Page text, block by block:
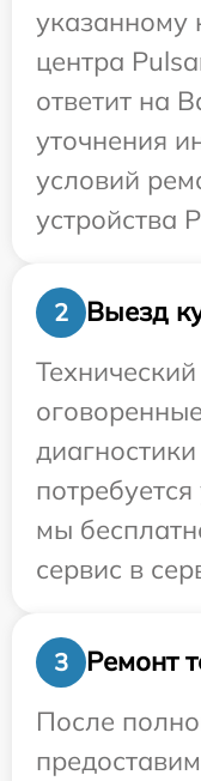
указанному
центра
ответит на
уточнения
условий
устройства
2
Выезд
мы
сервис в
3
Ремонт
После